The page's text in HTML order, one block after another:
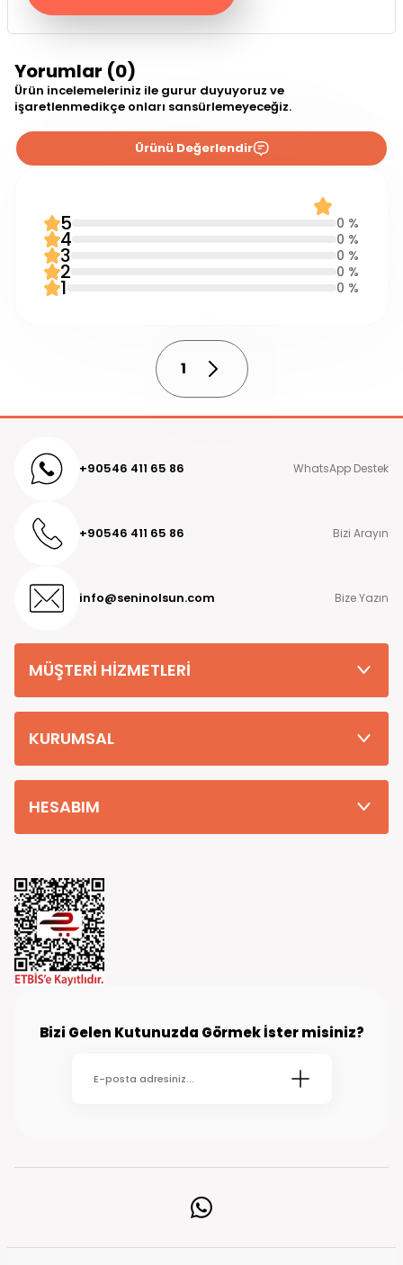
Yorumlar (0)
Ürün incelemeleriniz ile gurur duyuyoruz ve
işaretlenmedikçe onları sansürlemeyeceğiz.
1
Ürünü Değerlendir
5 0 %
4 0 %
3 0 %
2 0 %
1 0 %
+90546 411 65 86 WhatsApp Destek
+90546 411 65 86 Bizi Arayın
info@seninolsun.com Bize Yazın
MÜŞTERİ HİZMETLERİ
KURUMSAL
HESABIM
Bizi Gelen Kutunuzda Görmek İster misiniz?